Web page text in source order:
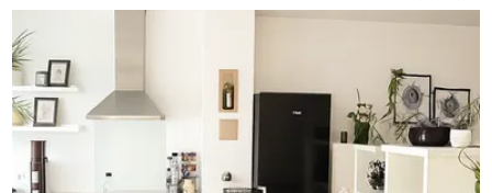
Antragstellende verpflichten sich zu energetischer
Sanierung binnen 54 Monaten nach Förderzusage /
Sanierung in Einzelmaßnahmen […]